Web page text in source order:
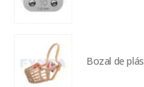
Bozal de